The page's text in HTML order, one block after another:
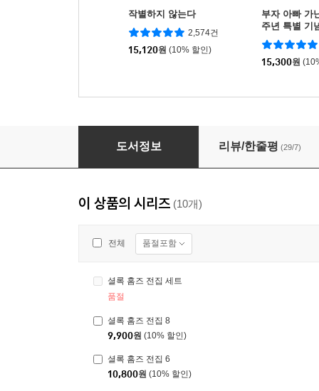
작별하지 않는다
2,574건
15,120원 (10% 할인)
부자 아빠 가
주년 특별 기
15,300원
셜록 홈즈 전집 6
도서정보 리뷰/한줄평 (29/7)
이 상품의 시리즈 (10개)
전체 품절포함
셜록 홈즈 전집 세트
품절
셜록 홈즈 전집 8
9,900원 (10% 할인)
셜록 홈즈 전집 6
10,800원 (10% 할인)